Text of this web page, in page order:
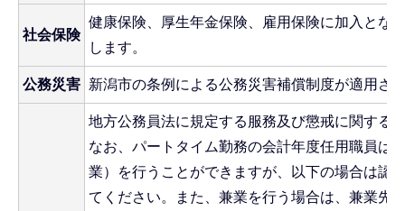
社会保険
健康保険、厚生年金保険、雇用保険に加入とな
します。
公務災害 新潟市の条例による公務災害補償制度が適用さ
地方公務員法に規定する服務及び懲戒に関する
なお、パートタイム勤務の会計年度任用職員は
業）を行うことができますが、以下の場合は認
てください。また、兼業を行う場合は、兼業先